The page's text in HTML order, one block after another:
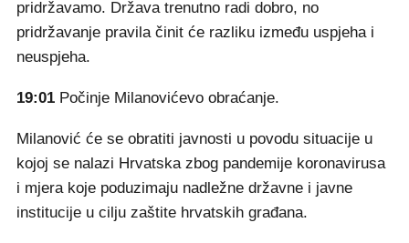
pridržavamo. Država trenutno radi dobro, no
pridržavanje pravila činit će razliku između uspjeha i
neuspjeha.
19:01 Počinje Milanovićevo obraćanje.
Milanović će se obratiti javnosti u povodu situacije u
kojoj se nalazi Hrvatska zbog pandemije koronavirusa
i mjera koje poduzimaju nadležne državne i javne
institucije u cilju zaštite hrvatskih građana.